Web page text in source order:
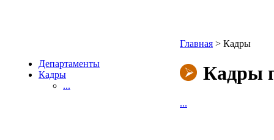
Департаменты
Кадры
...
Главная > Кадры
Кадры
...